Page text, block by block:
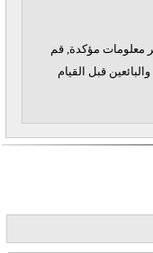
معلومات مؤكدة, قم
قبل القيام